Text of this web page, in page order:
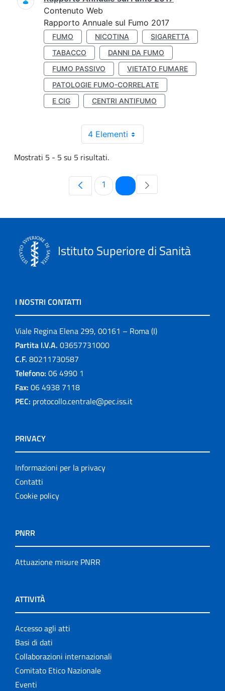
Contenuto Web
Rapporto Annuale sul Fumo 2017
FUMO NICOTINA
SIGARETTA
TABACCO
DANNI DA FUMO
FUMO PASSIVO
VIETATO FUMARE
PATOLOGIE FUMO-CORRELATE
E CIG
CENTRI ANTIFUMO
4 Elementi
Mostrati 5 - 5 su 5 risultati.
Pagina
1 Pagina
Istituto Superiore di Sanità
I NOSTRI CONTATTI
Viale Regina Elena 299, 00161 – Roma (I)
Partita I.V.A. 03657731000
C.F. 80211730587
Telefono: 06 4990 1
Fax: 06 4938 7118
PEC: protocollo.centrale@pec.iss.it
PRIVACY
Informazioni per la privacy
Contatti
Cookie policy
PNRR
Attuazione misure PNRR
ATTIVITÀ
Accesso agli atti
Basi di dati
Collaborazioni internazionali
Comitato Etico Nazionale
Eventi